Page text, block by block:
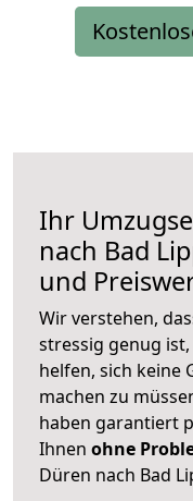
Ihr
nach Bad
und
Wir verstehen,
stressig genug
helfen, sich keine
machen zu
haben garantiert
Ihnen ohne
Düren nach Bad